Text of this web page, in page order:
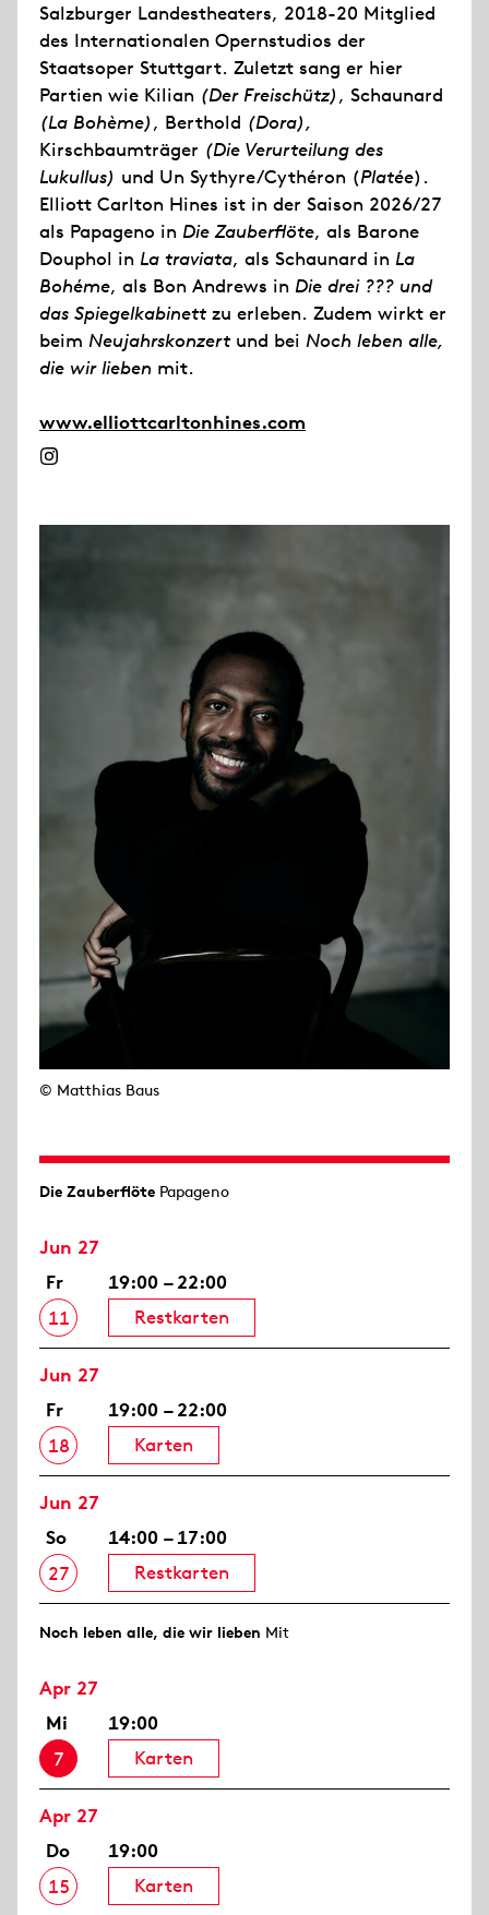
Salzburger Landestheaters, 2018-20 Mitglied
des Internationalen Opernstudios der
Staatsoper Stuttgart. Zuletzt sang er hier
Partien wie Kilian (Der Freischütz), Schaunard
(La Bohème), Berthold (Dora),
Kirschbaumträger (Die Verurteilung des
Lukullus) und Un Sythyre/Cythéron (Platée).
Elliott Carlton Hines ist in der Saison 2026/27
als Papageno in Die Zauberflöte, als Barone
Douphol in La traviata, als Schaunard in La
Bohéme, als Bon Andrews in Die drei ??? und
das Spiegelkabinettzu erleben. Zudem wirkt er
beim Neujahrskonzertund bei Noch leben alle,
die wir lieben mit.
www.elliottcarltonhines.com
© Matthias Baus
Die Zauberflöte Papageno
Jun 27
Fr
11
19:00 – 22:00
Restkarten
Jun 27
Fr
18
19:00 – 22:00
Karten
Jun 27
So
27
14:00 – 17:00
Restkarten
Noch leben alle, die wir lieben Mit
Apr 27
Mi
7
19:00
Karten
Apr 27
Do
15
19:00
Karten